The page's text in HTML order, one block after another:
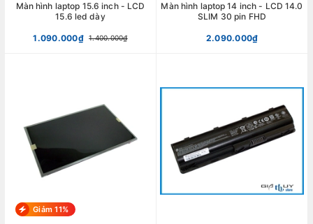
Màn hình laptop 15.6 inch - LCD
15.6 led dày
1.090.000₫ 1.400.000₫
Màn hình laptop 14 inch - LCD 14.0
SLIM 30 pin FHD
2.090.000₫
Giảm 11%